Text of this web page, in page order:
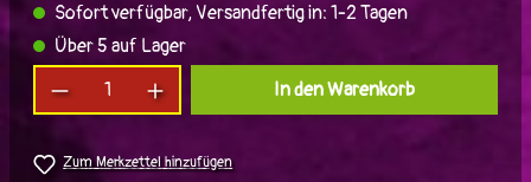
Sofort verfügbar, Versandfertig in: 1-2 Tagen
Über 5 auf Lager
Produkt Anzahl: Gib den gewünschten Wert
In den Warenkorb
Zum Merkzettel hinzufügen